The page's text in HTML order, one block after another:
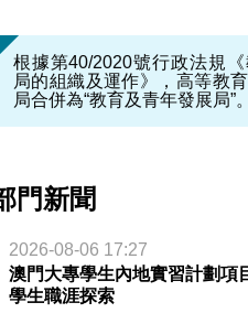
根據第40/2020號行政法規
局的組織及運作》，高等教
局合併為“教育及青年發展局”。
門新聞
2026-08-06 17:27
澳門大專學生內地實習計劃項
學生職涯探索